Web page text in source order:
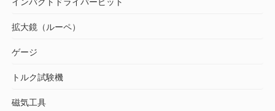
インバクトドライバービット
拡大鏡（ルーペ）
ゲージ
トルク試験機
磁気工具